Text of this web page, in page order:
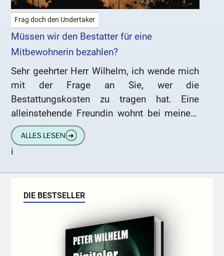
Frag doch den Undertaker
Müssen wir den Bestatter für eine
Mitbewohnerin bezahlen?
Sehr geehrter Herr Wilhelm, ich wende mich
mit der Frage an Sie, wer die
Bestattungskosten zu tragen hat. Eine
alleinstehende Freundin wohnt bei meinem
Mann und mir. Wir kümmern uns
ALLES LESEN ➔
i
DIE BESTSELLER